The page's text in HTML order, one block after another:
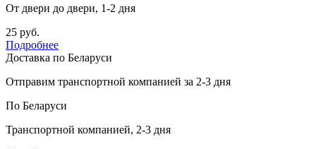
От двери до двери, 1-2 дня
25 руб.
Подробнее
Доставка по Беларуси
Отправим транспортной компанией за 2-3 дня
По Беларуси
Транспортной компанией, 2-3 дня